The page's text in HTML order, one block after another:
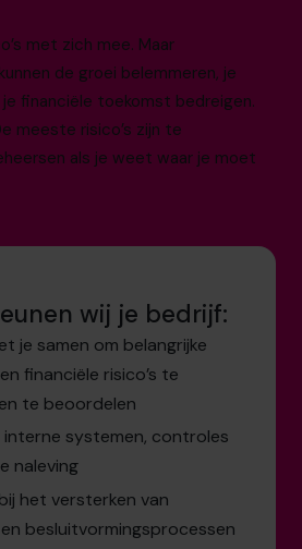
met zich mee. Maar
de groei belemmeren, je
financiële toekomst bedreigen.
meeste risico’s zijn te
als je weet waar je moet
wij je bedrijf:
je samen om belangrijke
financiële risico’s te
te beoordelen
interne systemen, controles
naleving
het versterken van
besluitvormingsprocessen